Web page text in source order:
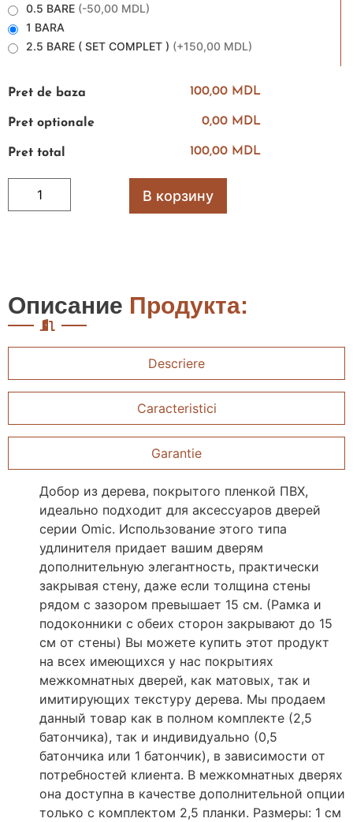
0.5 BARE (-50,00 MDL)
1 BARA
2.5 BARE ( SET COMPLET ) (+150,00 MDL)
Pret de baza 100,00 MDL
Pret optionale 0,00 MDL
Pret total 100,00 MDL
В корзину
Описание Продукта:
Descriere
Caracteristici
Garantie
Добор из дерева, покрытого пленкой ПВХ,
идеально подходит для аксессуаров дверей
серии Omic. Использование этого типа
удлинителя придает вашим дверям
дополнительную элегантность, практически
закрывая стену, даже если толщина стены
рядом с зазором превышает 15 см. (Рамка и
подоконники с обеих сторон закрывают до 15
см от стены) Вы можете купить этот продукт
на всех имеющихся у нас покрытиях
межкомнатных дверей, как матовых, так и
имитирующих текстуру дерева. Мы продаем
данный товар как в полном комплекте (2,5
батончика), так и индивидуально (0,5
батончика или 1 батончик), в зависимости от
потребностей клиента. В межкомнатных дверях
она доступна в качестве дополнительной опции
только с комплектом 2,5 планки. Размеры: 1 см